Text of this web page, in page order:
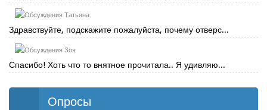
Татьяна
Здравствуйте, подскажите пожалуйста, почему отверс...
Зоя
Спасибо! Хоть что то внятное прочитала.. Я удивляю...
Опросы